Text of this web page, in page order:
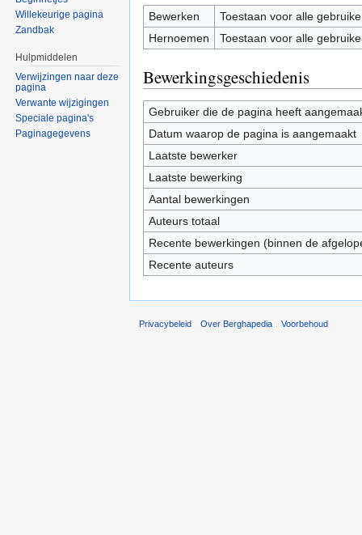
Bewerken
Toestaan voor alle
Hernoemen
Toestaan voor alle
Bewerkingsgeschiedenis
Gebruiker die de pagina heeft
Datum waarop de pagina is aangemaakt
Laatste bewerker
Laatste bewerking
Aantal bewerkingen
Auteurs totaal
Recente bewerkingen (binnen de
Recente auteurs
Willekeurige pagina
Zandbak
Hulpmiddelen
Verwijzingen naar deze
pagina
Verwante wijzigingen
Speciale pagina's
Paginagegevens
Privacybeleid Over Berghapedia Voorbehoud